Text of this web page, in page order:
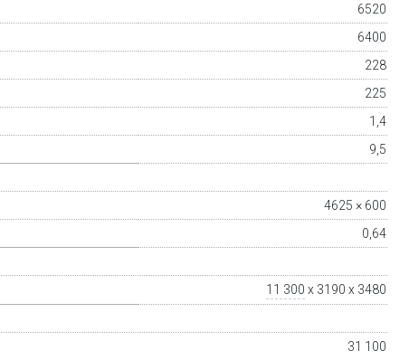
6520
6400
228
225
1,4
9,5
4625 × 600
0,64
11 300 x 3190 x 3480
31 100